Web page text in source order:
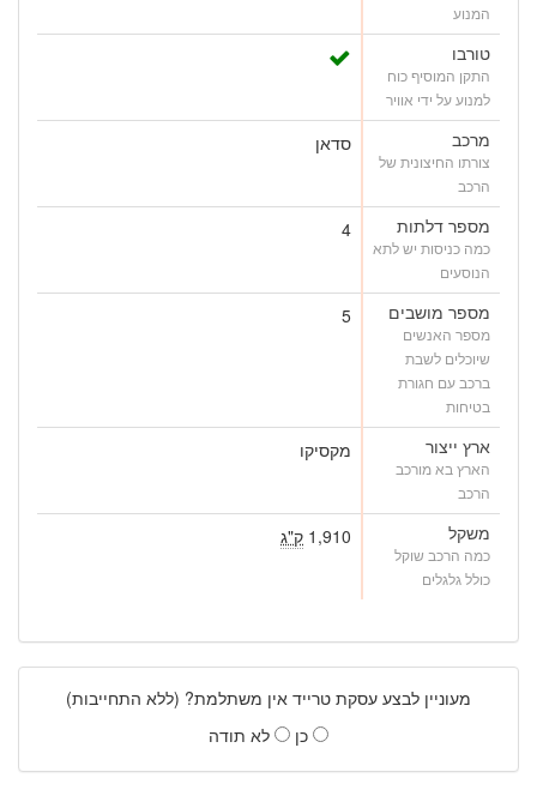
המנוע
טורבו
התקן המוסיף כוח
למנוע על ידי אוויר
מרכב
צורתו החיצונית של
הרכב
סדאן
מספר דלתות
כמה כניסות יש לתא
הנוסעים
4
מספר מושבים
מספר האנשים
שיוכלים לשבת
ברכב עם חגורת
בטיחות
5
ארץ ייצור
הארץ בא מורכב
הרכב
מקסיקו
משקל
כמה הרכב שוקל
כולל גלגלים
1,910 ק"ג
מעוניין לבצע עסקת טרייד אין משתלמת? (ללא התחייבות)
כן
לא תודה